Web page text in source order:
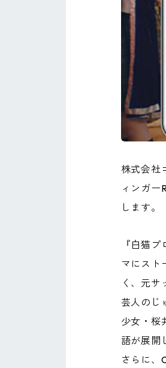
株式会社
ィンガー
します。
『白猫
マにスト
く、元
芸人のじ
少女・桜
語が展開
さらに、